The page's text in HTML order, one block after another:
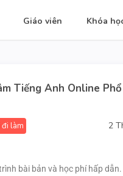
Giáo viên Khóa
Tiếng Anh Online
2
đi làm
bài bản và học phí hấp